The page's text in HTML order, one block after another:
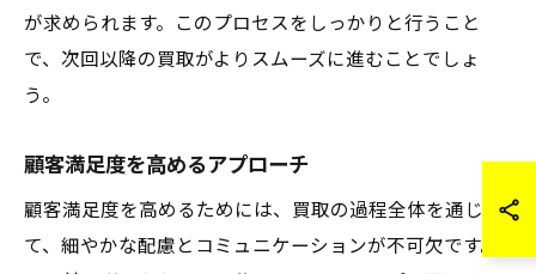
が求められます。このプロセスをしっかりと行うこと
で、次回以降の買取がよりスムーズに進むことでしょ
う。
顧客満足度を高めるアプローチ
顧客満足度を高めるためには、買取の過程全体を通じ
て、細やかな配慮とコミュニケーションが不可欠です。